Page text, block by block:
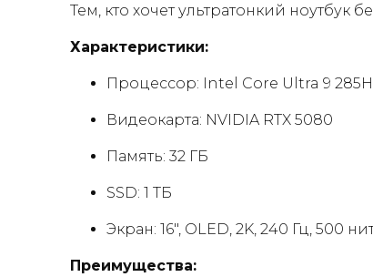
Тем, кто хочет ультратонкий ноутбук
Характеристики:
Процессор: Intel Core Ultra 9 285H
Видеокарта: NVIDIA RTX 5080
Память: 32 ГБ
SSD: 1 ТБ
Экран: 16″, OLED, 2K, 240 Гц, 500
Преимущества: